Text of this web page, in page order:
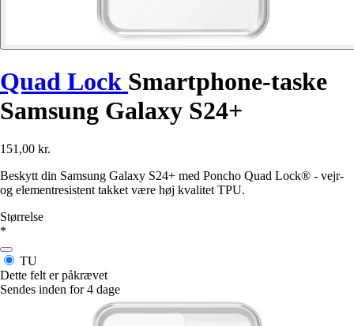
Quad Lock Smartphone-taske
Samsung Galaxy S24+
151,00 kr.
Beskytt din Samsung Galaxy S24+ med Poncho Quad Lock® - vejr-
og elementresistent takket være høj kvalitet TPU.
Størrelse
*
TU
Dette felt er påkrævet
Sendes inden for 4 dage